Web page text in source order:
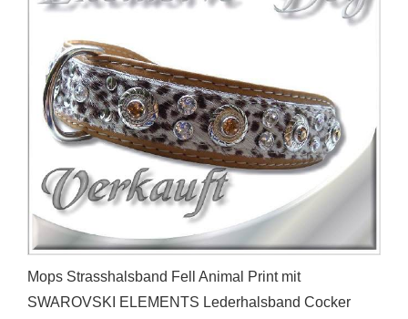
Mops Strasshalsband Fell Animal Print mit
SWAROVSKI ELEMENTS Lederhalsband Cocker